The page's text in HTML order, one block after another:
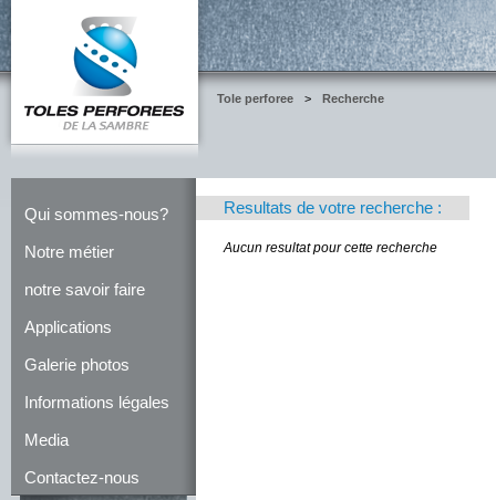
Tole perforee > Recherche
Qui sommes-nous?
Notre métier
notre savoir faire
Applications
Galerie photos
Informations légales
Media
Contactez-nous
Resultats de votre recherche :
Aucun resultat pour cette recherche